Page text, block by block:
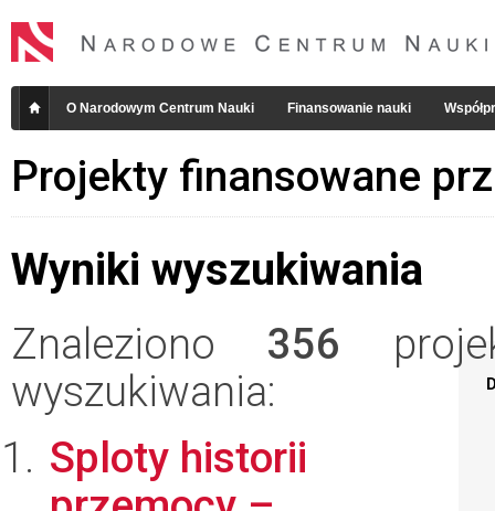
O Narodowym Centrum Nauki Finansowanie nauki
Projekty finansowane
Wyniki wyszukiwania
Znaleziono 356
wyszukiwania:
Sploty historii